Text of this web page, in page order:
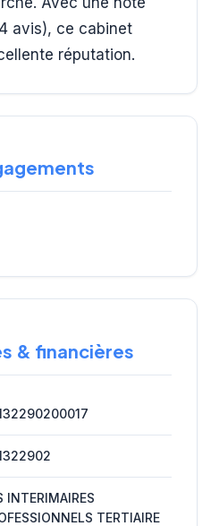
avis), ce cabinet
réputation.
& financières
INTERIMAIRES
TERTIAIRE